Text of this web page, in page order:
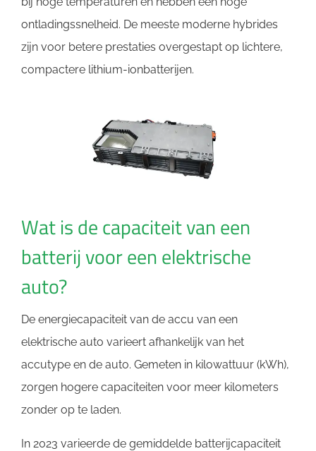
ontladingssnelheid. De meeste moderne hybrides
zijn voor betere prestaties overgestapt op lichtere,
compactere lithium-ionbatterijen.
Wat is de capaciteit van een
batterij voor een elektrische
auto?
De energiecapaciteit van de accu van een
elektrische auto varieert afhankelijk van het
accutype en de auto. Gemeten in kilowattuur (kWh),
zorgen hogere capaciteiten voor meer kilometers
zonder op te laden.
In 2023 varieerde de gemiddelde batterijcapaciteit